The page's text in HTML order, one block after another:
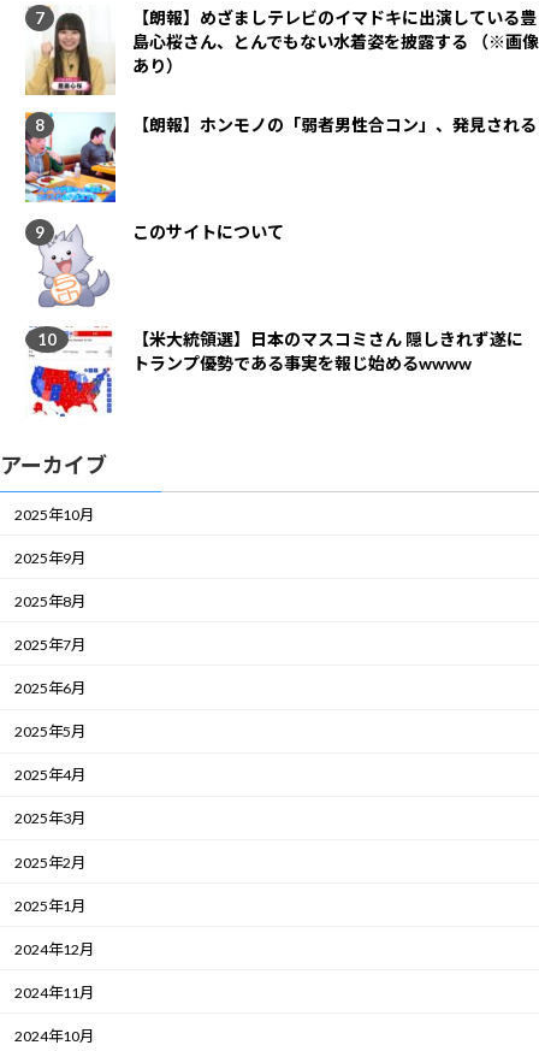
【朗報】めざましテレビのイマドキに出演している豊
島心桜さん、とんでもない水着姿を披露する （※画像
あり）
【朗報】ホンモノの「弱者男性合コン」、発見される
このサイトについて
【米大統領選】日本のマスコミさん 隠しきれず遂に
トランプ優勢である事実を報じ始めるwwww
アーカイブ
2025年10月
2025年9月
2025年8月
2025年7月
2025年6月
2025年5月
2025年4月
2025年3月
2025年2月
2025年1月
2024年12月
2024年11月
2024年10月